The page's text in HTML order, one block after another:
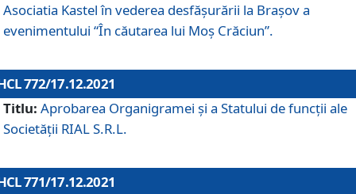
Asociatia Kastel în vederea desfăşurării la Brașov a
evenimentului “În căutarea lui Moș Crăciun”.
772/17.12.2021
Titlu: Aprobarea Organigramei şi a Statului de funcţii ale
Societăţii RIAL S.R.L.
771/17.12.2021